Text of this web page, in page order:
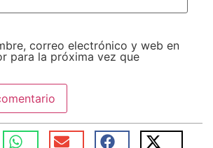
correo electrónico y web en
para la próxima vez que